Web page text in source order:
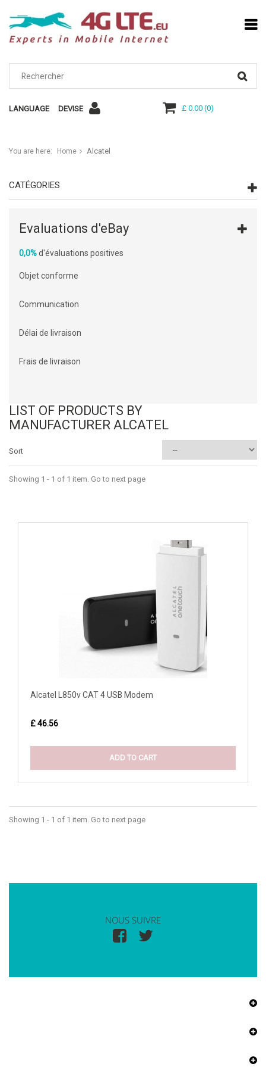
LANGUAGE DEVISE £ 0.00(0)
You are here: Home Alcatel
CATÉGORIES
Evaluations d'eBay
0,0%d'évaluations positives
Objet conforme
Communication
Délai de livraison
Frais de livraison
LIST OF PRODUCTS BY
MANUFACTURER ALCATEL
Sort
Showing 1 - 1 of 1 item. Go to next page
Alcatel L850v CAT 4 USB Modem
£ 46.56
ADD TO CART
Showing 1 - 1 of 1 item. Go to next page
NOUS SUIVRE